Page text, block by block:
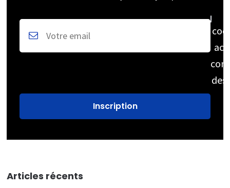
des
Articles récents